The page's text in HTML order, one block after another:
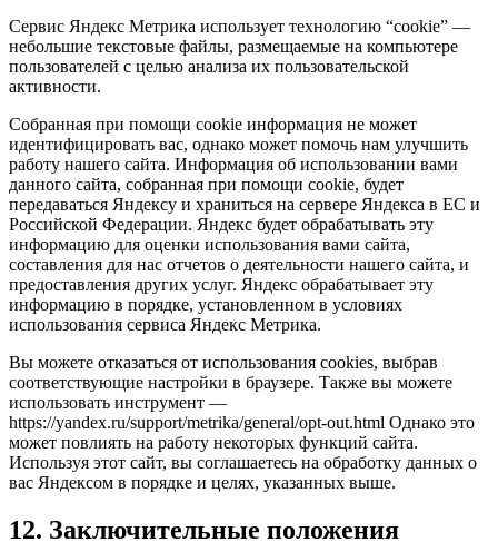
Сервис Яндекс Метрика использует технологию “cookie” —
небольшие текстовые файлы, размещаемые на компьютере
пользователей с целью анализа их пользовательской
активности.
Собранная при помощи cookie информация не может
идентифицировать вас, однако может помочь нам улучшить
работу нашего сайта. Информация об использовании вами
данного сайта, собранная при помощи cookie, будет
передаваться Яндексу и храниться на сервере Яндекса в ЕС и
Российской Федерации. Яндекс будет обрабатывать эту
информацию для оценки использования вами сайта,
составления для нас отчетов о деятельности нашего сайта, и
предоставления других услуг. Яндекс обрабатывает эту
информацию в порядке, установленном в условиях
использования сервиса Яндекс Метрика.
Вы можете отказаться от использования cookies, выбрав
соответствующие настройки в браузере. Также вы можете
использовать инструмент —
https://yandex.ru/support/metrika/general/opt-out.html Однако это
может повлиять на работу некоторых функций сайта.
Используя этот сайт, вы соглашаетесь на обработку данных о
вас Яндексом в порядке и целях, указанных выше.
12. Заключительные положения